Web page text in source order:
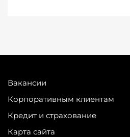
Вакансии
Корпоративным клиентам
Кредит и страхование
Карта сайта